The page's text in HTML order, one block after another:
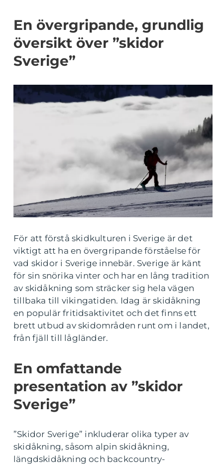
En övergripande, grundlig
översikt över ”skidor
Sverige”
För att förstå skidkulturen i Sverige är det
viktigt att ha en övergripande förståelse för
vad skidor i Sverige innebär. Sverige är känt
för sin snörika vinter och har en lång tradition
av skidåkning som sträcker sig hela vägen
tillbaka till vikingatiden. Idag är skidåkning
en populär fritidsaktivitet och det finns ett
brett utbud av skidområden runt om i landet,
från fjäll till lågländer.
En omfattande
presentation av ”skidor
Sverige”
”Skidor Sverige” inkluderar olika typer av
skidåkning, såsom alpin skidåkning,
längdskidåkning och backcountry-